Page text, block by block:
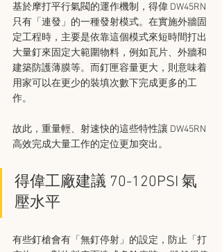
基於摩打平行氣閥的運作機制，得偉 DW45RN
只有「連發」的一種發射模式。在實施外牆固
定工程時，主要是依靠這個模式來短時間打出
大量釘來固定大範圍物料，例如瓦片、外牆和
建築防護薄膜等。而釘匣容量更大，則意味着
用家可以在更少的裝填次數下完成更多的工
作。
故此，重量輕、射速快的這些特性讓 DW45RN
高效完成大量工作的定位更加突出。
得偉工廠建議 70-120PSI 氣
壓水平
有些釘槍會有「無釘停射」的設定，防止「打